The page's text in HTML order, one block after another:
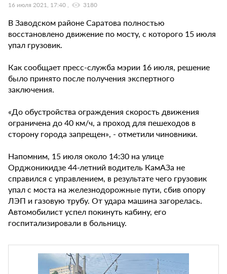
16 июля 2021, 17:40 3180
В Заводском районе Саратова полностью
восстановлено движение по мосту, с которого 15 июля
упал грузовик.
Как сообщает пресс-служба мэрии 16 июля, решение
было принято после получения экспертного
заключения.
«До обустройства ограждения скорость движения
ограничена до 40 км/ч, а проход для пешеходов в
сторону города запрещен», - отметили чиновники.
Напомним, 15 июля около 14:30 на улице
Орджоникидзе 44-летний водитель КамАЗа не
справился с управлением, в результате чего грузовик
упал с моста на железнодорожные пути, сбив опору
ЛЭП и газовую трубу. От удара машина загорелась.
Автомобилист успел покинуть кабину, его
госпитализировали в больницу.